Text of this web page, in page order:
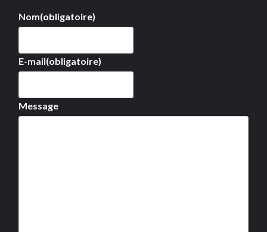
Nom(obligatoire)
E-mail(obligatoire)
Message